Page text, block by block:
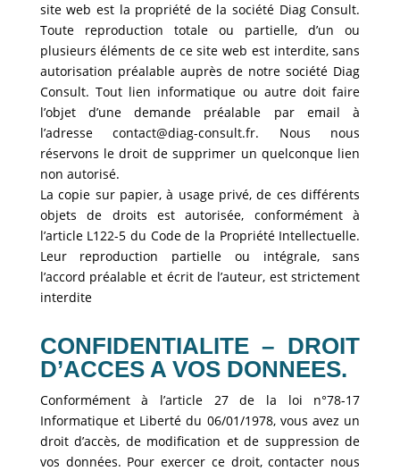
site web est la propriété de la société Diag Consult.
Toute reproduction totale ou partielle, d’un ou
plusieurs éléments de ce site web est interdite, sans
autorisation préalable auprès de notre société Diag
Consult. Tout lien informatique ou autre doit faire
l’objet d’une demande préalable par email à
l’adresse contact@diag-consult.fr. Nous nous
réservons le droit de supprimer un quelconque lien
non autorisé.
La copie sur papier, à usage privé, de ces différents
objets de droits est autorisée, conformément à
l’article L122-5 du Code de la Propriété Intellectuelle.
Leur reproduction partielle ou intégrale, sans
l’accord préalable et écrit de l’auteur, est strictement
interdite
CONFIDENTIALITE – DROIT
D’ACCES A VOS DONNEES.
Conformément à l’article 27 de la loi n°78-17
Informatique et Liberté du 06/01/1978, vous avez un
droit d’accès, de modification et de suppression de
vos données. Pour exercer ce droit, contacter nous